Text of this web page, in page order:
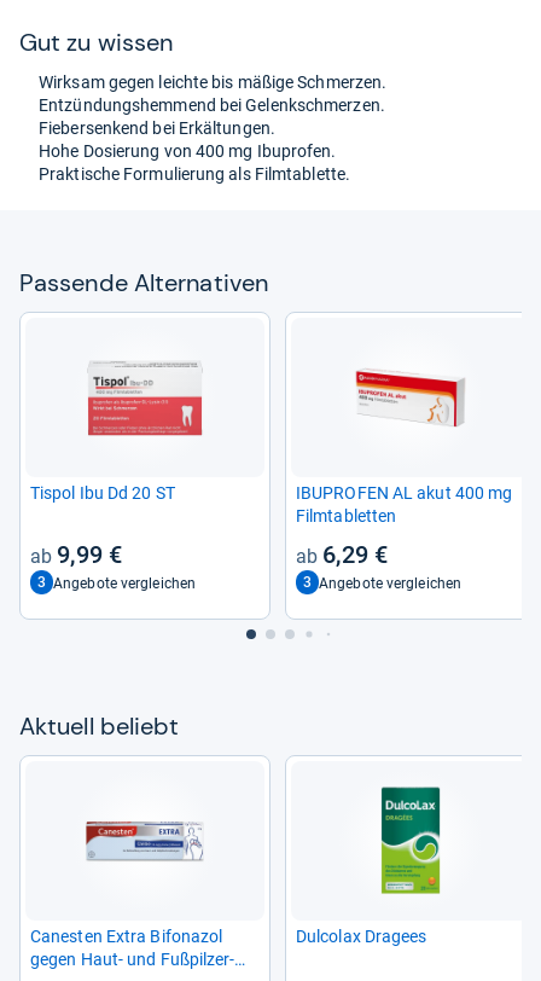
Gut zu wis­sen
Wirk­sam gegen leichte bis mäßige Schmer­zen.
Ent­zün­dungs­hem­mend bei Gelenk­schmer­zen.
Fie­ber­sen­kend bei Erkäl­tun­gen.
Hohe Dosie­rung von 400 mg Ibu­pro­fen.
Prak­ti­sche For­mu­lie­rung als Film­ta­blette.
Pas­sende Alter­na­ti­ven
Tis­pol Ibu Dd 20 ST
9,99 €
3 Angebote vergleichen
IBU­PRO­FEN AL akut 400 mg
Film­ta­blet­ten
6,29 €
3 Angebote vergleichen
Aktu­ell beliebt
Canes­ten Extra Bifona­zol
gegen Haut-​ und Fuß­pil­zer­
Dul­co­lax Dra­gees